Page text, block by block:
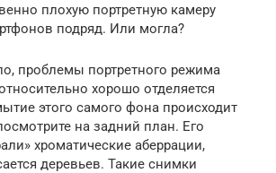
плохую портретную камеру
подряд. Или могла?
проблемы портретного режима
хорошо отделяется
этого самого фона происходит
на задний план. Его
хроматические аберрации,
деревьев. Такие снимки